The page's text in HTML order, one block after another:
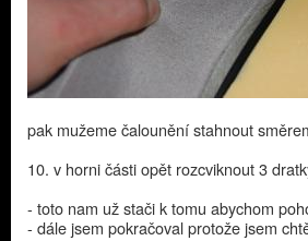
pak mužeme čalounění stahnout
10. v horni části opět rozcviknout 3
- toto nam už stači k tomu abychom
- dále jsem pokračoval protože jsem